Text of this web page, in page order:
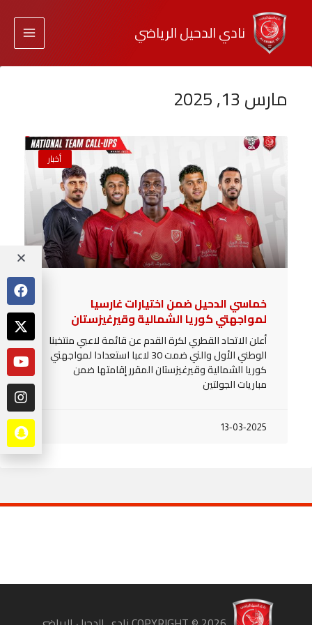
نادي الدحيل الرياضي
مارس 13, 2025
أخبار
خماسي الدحيل ضمن اختيارات غارسيا
لمواجهتي كوريا الشمالية وقيرغيزستان
أعلن الاتحاد القطري لكرة القدم عن قائمة لاعبي منتخبنا
الوطني الأول والتي ضمت 30 لاعبا استعدادا لمواجهتي
كوريا الشمالية وقيرغيزستان المقرر إقامتها ضمن
مباريات الجولتين
13-03-2025